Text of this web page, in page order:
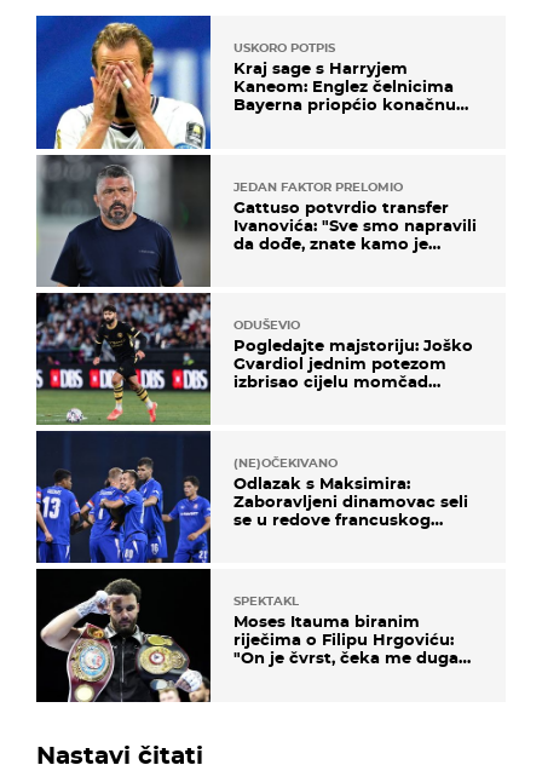
USKORO POTPIS
Kraj sage s Harryjem
Kaneom: Englez čelnicima
Bayerna priopćio konačnu
JEDAN FAKTOR PRELOMIO
Gattuso potvrdio transfer
Ivanovića: "Sve smo napravili
da dođe, znate kamo je
ODUŠEVIO
Pogledajte majstoriju: Joško
Gvardiol jednim potezom
izbrisao cijelu momčad
(NE)OČEKIVANO
Odlazak s Maksimira:
Zaboravljeni dinamovac seli
se u redove francuskog
SPEKTAKL
Moses Itauma biranim
riječima o Filipu Hrgoviću:
"On je čvrst, čeka me duga
Nastavi čitati